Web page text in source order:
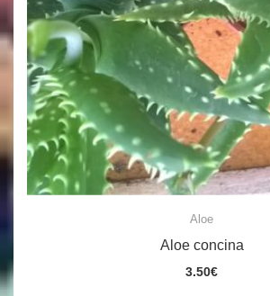
Aloe
Aloe concina
3.50€